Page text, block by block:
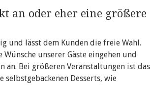
an oder eher eine größere
und lässt dem Kunden die freie Wahl.
unserer Gäste eingehen und
an. Bei größeren Veranstaltungen ist das
selbstgebackenen Desserts, wie